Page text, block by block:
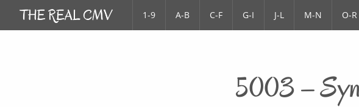
1-9 A-B C-F G-I J-L M-N O-R
5003 –